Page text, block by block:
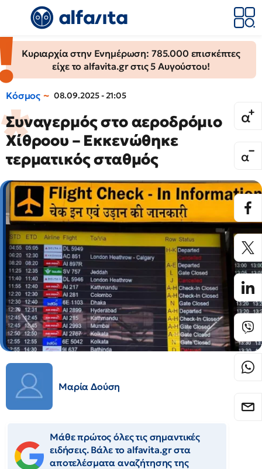
Κυριαρχία στην Ενημέρωση: 785.000 επισκέπτες
είχε το alfavita.gr στις 5 Αυγούστου!
Κόσμος 08.09.2025 - 21:05
Συναγερμός στο αεροδρόμιο
Χίθροου – Εκκενώθηκε
τερματικός σταθμός
Μαρία Δούση
Μάθε πρώτος όλες τις σημαντικές
ειδήσεις. Βάλε το alfavita.gr στα
αποτελέσματα αναζήτησης της